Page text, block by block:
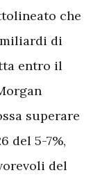
che
di
entro il
superare
del 5-7%,
del